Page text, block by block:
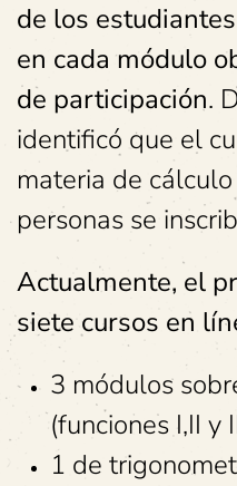
de los
en cada módulo
de participación.
identificó que el
materia de
personas se
Actualmente, el
siete cursos en
3 módulos
(funciones I,II y
1 de